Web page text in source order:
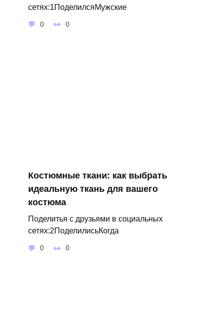
сетях:1ПоделилсяМужские
0 0
Костюмные ткани: как выбрать
идеальную ткань для вашего
костюма
Поделитья с друзьями в социальных
сетях:2ПоделилисьКогда
0 0